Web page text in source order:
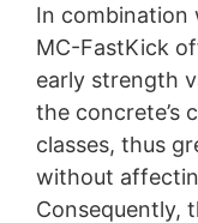
In combination
MC-FastKick
early strength
the concrete’s
classes, thus
without
Consequently,